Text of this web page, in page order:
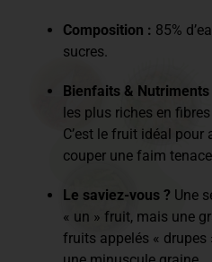
Composition : 85%
sucres.
Bienfaits & Nutriments
les plus riches en
C’est le fruit idéal
couper une faim
Le saviez-vous ? Une
« un » fruit, mais une
fruits appelés «